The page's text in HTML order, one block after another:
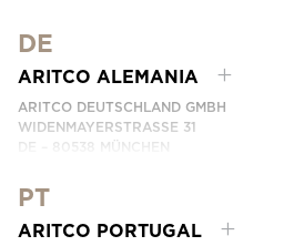
SHANGHAI, CHINA
EMAIL:INFO.CHINA@ARITCO.COM
NÚMERO DE TELÉFONO: +86 400 6233 121
CONTÁCTANOS
DE
ARITCO ALEMANIA
ARITCO DEUTSCHLAND GMBH
WIDENMAYERSTRASSE 31
DE – 80538 MÜNCHEN
NÚMERO DE TELÉFONO: +49 7123 9597272
CONTÁCTANOS
PT
ARITCO PORTUGAL